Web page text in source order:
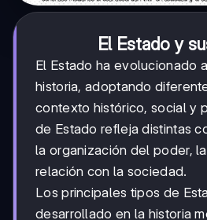
El Estado y
El Estado ha evolucionado
historia, adoptando
contexto histórico, social y
de Estado refleja distintas
la organización del poder,
relación con la sociedad.
Los principales tipos de
desarrollado en la historia